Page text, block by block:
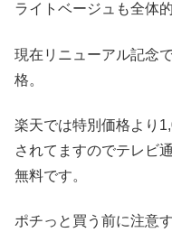
ライトベージュも全体
現在リニューアル記念
格。
楽天では特別価格より
されてますのでテレビ
無料です。
ポチっと買う前に注意